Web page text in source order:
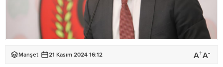
Manşet 21 Kasım 2024 16:12 A+A-